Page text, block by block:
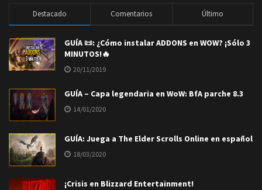
Destacado Comentarios Último
GUÍA 📜: ¿Cómo instalar ADDONS en WOW? ¡Sólo 3
MINUTOS!🔥
20/11/2019
GUÍA – Capa legendaria en WoW: BfA parche 8.3
14/01/2020
GUÍA: Juega a The Elder Scrolls Online en español
18/03/2020
¡Crisis en Blizzard Entertainment!